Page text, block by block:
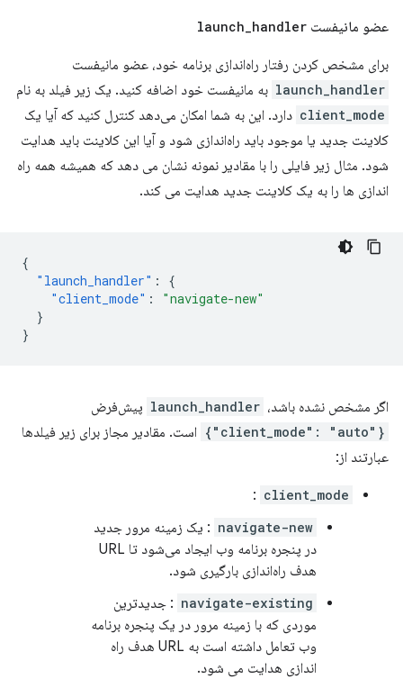
عضو مانیفست launch_handler
برای مشخص کردن رفتار راه‌اندازی برنامه خود، عضو مانیفست
launch_handler به مانیفست خود اضافه کنید. یک زیر فیلد به نام
client_mode دارد. این به شما امکان می‌دهد کنترل کنید که آیا یک
کلاینت جدید یا موجود باید راه‌اندازی شود و آیا این کلاینت باید هدایت
شود. مثال زیر فایلی را با مقادیر نمونه نشان می دهد که همیشه همه راه
اندازی ها را به یک کلاینت جدید هدایت می کند.
{
"launch_handler" :
{
"client_mode" :
"navigate-new"
}
}
اگر مشخص نشده باشد، launch_handler پیش‌فرض
{"client_mode": "auto"}
است. مقادیر مجاز برای زیر فیلدها
عبارتند از:
client_mode
:
navigate-new : یک زمینه مرور جدید
در پنجره برنامه وب ایجاد می‌شود تا URL
هدف راه‌اندازی بارگیری شود.
navigate-existing : جدیدترین
موردی که با زمینه مرور در یک پنجره برنامه
وب تعامل داشته است به URL هدف راه
اندازی هدایت می شود.